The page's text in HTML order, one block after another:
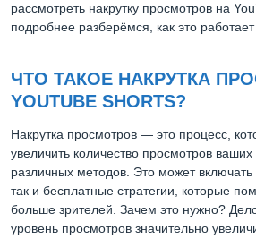
рассмотреть накрутку просмотров на
подробнее разберёмся, как это
ЧТО ТАКОЕ НАКРУТКА
YOUTUBE SHORTS?
Накрутка просмотров — это процесс,
увеличить количество просмотров
различных методов. Это может включать
так и бесплатные стратегии, которые
больше зрителей. Зачем это нужно?
уровень просмотров значительно